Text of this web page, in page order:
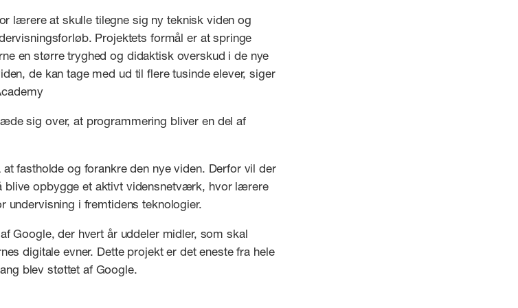
lærere at skulle tilegne sig ny teknisk viden og
Projektets formål er at springe
en større tryghed og didaktisk overskud i de nye
de kan tage med ud til flere tusinde elever, siger
sig over, at programmering bliver en del af
fastholde og forankre den nye viden. Derfor vil der
blive opbygge et aktivt vidensnetværk, hvor lærere
i fremtidens teknologier.
Google, der hvert år uddeler midler, som skal
digitale evner. Dette projekt er det eneste fra hele
blev støttet af Google.